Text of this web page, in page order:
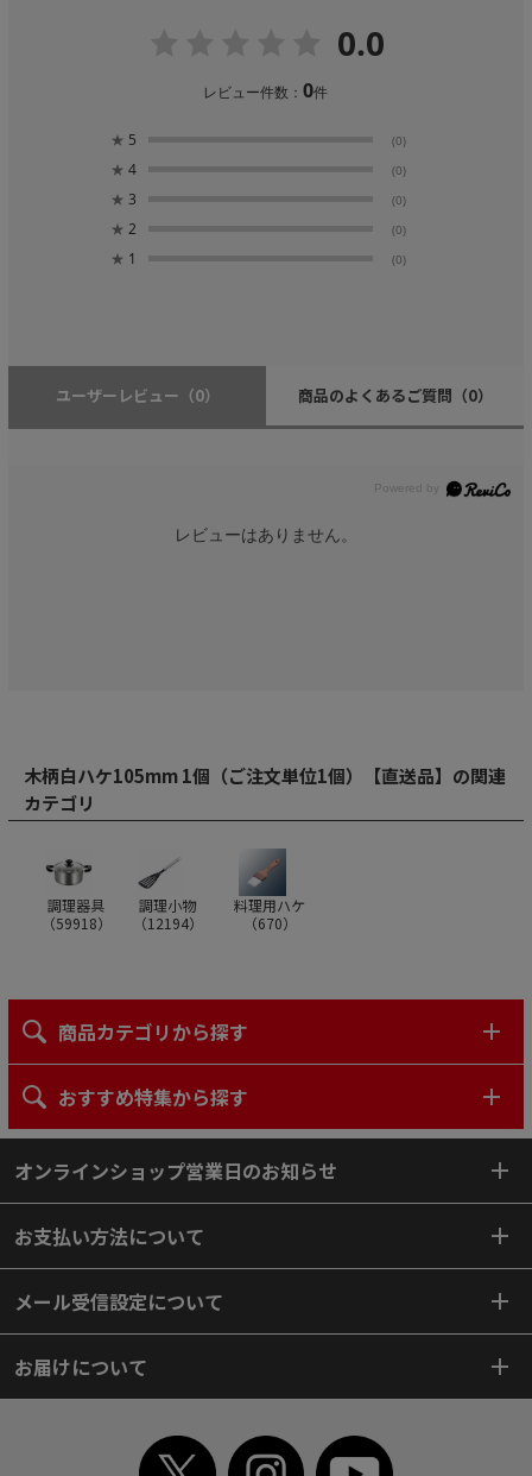
0.0
レビュー件数：0件
★ 5 (0)
★ 4 (0)
★ 3 (0)
★ 2 (0)
★ 1 (0)
ユーザーレビュー （0） 商品のよくあるご質問 （0）
レビューはありません。
木柄白ハケ105mm 1個（ご注文単位1個）【直送品】の関連
カテゴリ
調理器具
（59918）
調理小物
（12194）
料理用ハケ
（670）
商品カテゴリから探す
おすすめ特集から探す
オンラインショップ営業日のお知らせ
お支払い方法について
メール受信設定について
お届けについて